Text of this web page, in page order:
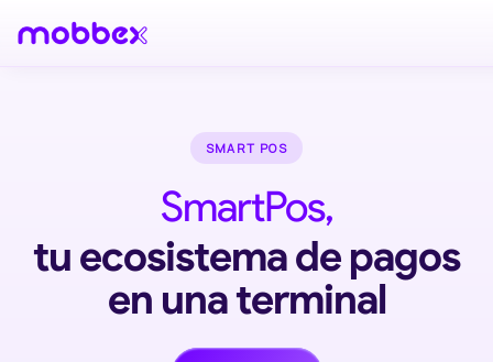
SMART POS
SmartPos,
tu ecosistema de pagos
en una terminal